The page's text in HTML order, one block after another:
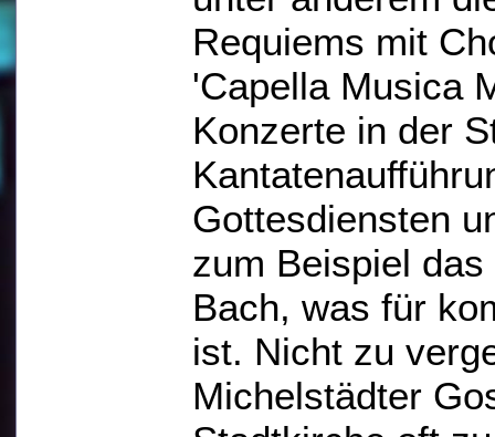
Requiems mit
'Capella Musica
Konzerte in der
Gottesdiensten
zum Beispiel
Bach, was für
ist. Nicht zu
Michelstädter